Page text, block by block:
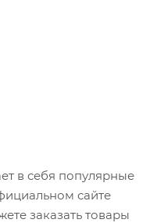
в себя популярные
сайте
заказать товары